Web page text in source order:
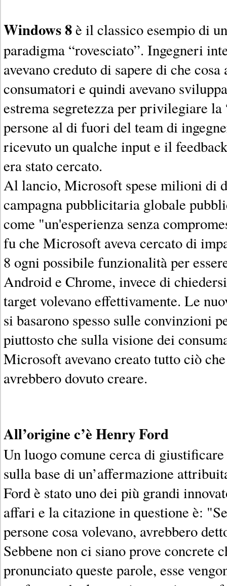
Windows 8è il classico esempio di
paradigma “rovesciato”. Ingegneri
avevano creduto di sapere di che cosa
consumatori e quindi avevano
estrema segretezza per privilegiare la
persone al di fuori del team di
ricevuto un qualche input e il
era stato cercato.
Al lancio, Microsoft spese milioni di
campagna pubblicitaria globale
come "un'esperienza senza
fu che Microsoft aveva cercato di
8 ogni possibile funzionalità per
Android e Chrome, invece di
target volevano effettivamente. Le
si basarono spesso sulle convinzioni
piuttosto che sulla visione dei
Microsoft avevano creato tutto ciò
avrebbero dovuto creare.
All’origine c’è Henry Ford
Un luogo comune cerca di
sulla base di un’affermazione
Ford è stato uno dei più grandi
affari e la citazione in questione è:
persone cosa volevano, avrebbero
Sebbene non ci siano prove concrete
pronunciato queste parole, esse